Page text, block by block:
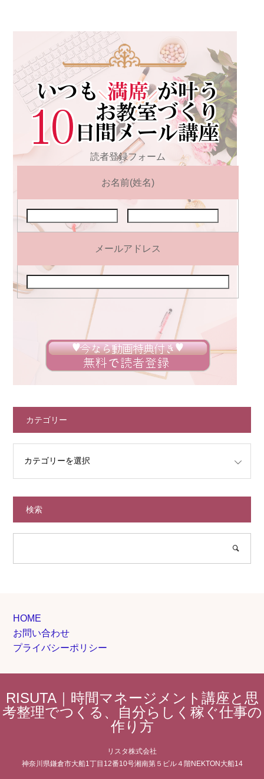
読者登録フォーム
お名前(姓名)
メールアドレス
カテゴリー
検索
HOME
お問い合わせ
プライバシーポリシー
RISUTA｜時間マネージメント講座と思
考整理でつくる、自分らしく稼ぐ仕事の
作り方
リスタ株式会社
神奈川県鎌倉市大船1丁目12番10号湘南第５ビル４階NEKTON大船14